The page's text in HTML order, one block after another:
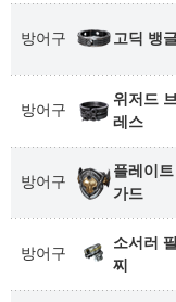
방어구 고딕 뱅
방어구
위저드
레스
방어구
플레이트
가드
방어구
소서러
찌